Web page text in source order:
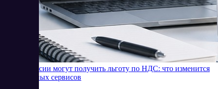
SaaS в России могут получить льготу по НДС: что изменится
для облачных сервисов